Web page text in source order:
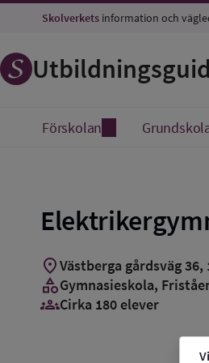
Skolverkets information och
Förskolan
location_onVästberga gårdsväg 36,
categoryGymnasieskola,
groups_3Cirka 180 elever